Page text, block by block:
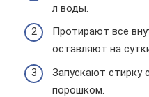
л воды.
Протирают все
оставляют на
Запускают
порошком.